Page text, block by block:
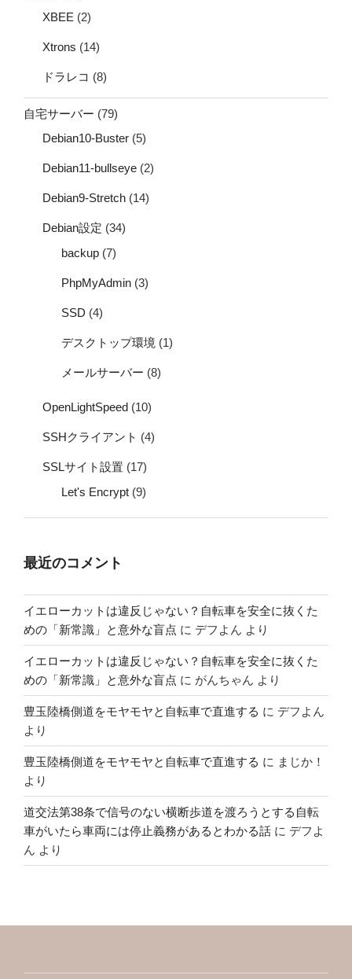
XBEE (2)
Xtrons (14)
ドラレコ (8)
自宅サーバー (79)
Debian10-Buster (5)
Debian11-bullseye (2)
Debian9-Stretch (14)
Debian設定 (34)
backup (7)
PhpMyAdmin (3)
SSD (4)
デスクトップ環境 (1)
メールサーバー (8)
OpenLightSpeed (10)
SSHクライアント (4)
SSLサイト設置 (17)
Let's Encrypt (9)
最近のコメント
イエローカットは違反じゃない？自転車を安全に抜くた
めの「新常識」と意外な盲点 に デフよん より
イエローカットは違反じゃない？自転車を安全に抜くた
めの「新常識」と意外な盲点 に がんちゃん より
豊玉陸橋側道をモヤモヤと自転車で直進する に デフよん
より
豊玉陸橋側道をモヤモヤと自転車で直進する に まじか！
より
道交法第38条で信号のない横断歩道を渡ろうとする自転
車がいたら車両には停止義務があるとわかる話 に デフよ
ん より